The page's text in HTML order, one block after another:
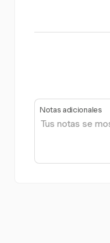
Notas adicionales